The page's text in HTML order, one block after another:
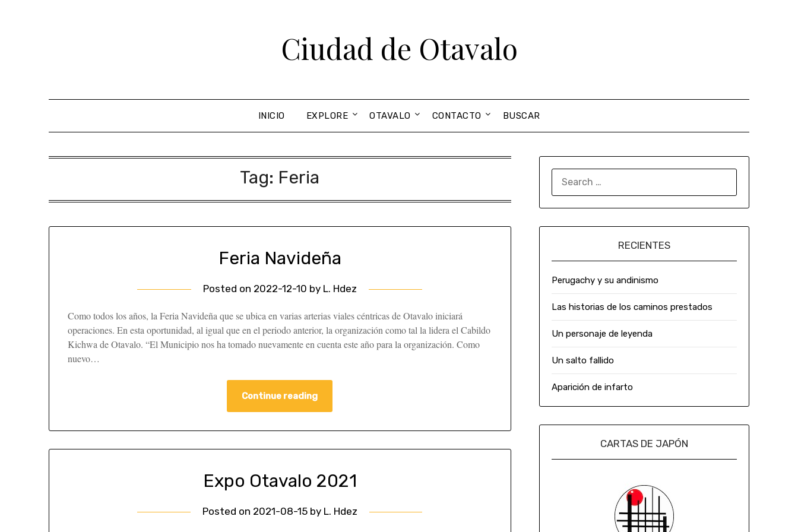
Ciudad de Otavalo
INICIO EXPLORE OTAVALO CONTACTO BUSCAR
Tag: Feria
Feria Navideña
Posted on 2022-12-10 by L. Hdez
Como todos los años, la Feria Navideña que se ubica en varias arterias viales céntricas de Otavalo iniciará
operaciones. En esta oportunidad, al igual que en el periodo anterior, la organización como tal la lidera el Cabildo
Kichwa de Otavalo. “El Municipio nos ha tomado nuevamente en cuenta este año para la organización. Como
nuevo…
Continue reading
Expo Otavalo 2021
Posted on 2021-08-15by L. Hdez
RECIENTES
Perugachy y su andinismo
Las historias de los caminos prestados
Un personaje de leyenda
Un salto fallido
Aparición de infarto
CARTAS DE JAPÓN